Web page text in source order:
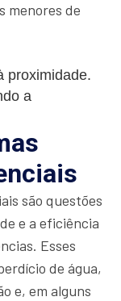
menores de
proximidade.
a
são questões
e a eficiência
Esses
de água,
e, em alguns